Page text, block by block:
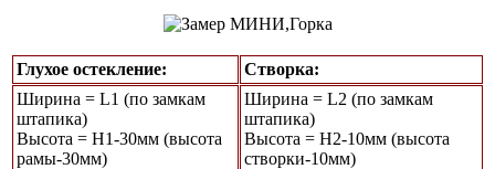
Глухое остекление:
Створка:
Ширина = L1 (по замкам
штапика)
Высота = Н1-30мм (высота
рамы-30мм)
Ширина = L2 (по замкам
штапика)
Высота = H2-10мм (высота
створки-10мм)